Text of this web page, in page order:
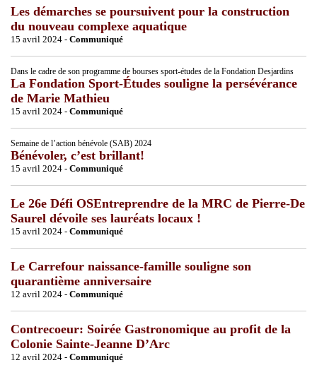
Les démarches se poursuivent pour la construction
du nouveau complexe aquatique
15 avril 2024 - Communiqué
Dans le cadre de son programme de bourses sport-études de la Fondation Desjardins
La Fondation Sport-Études souligne la persévérance
de Marie Mathieu
15 avril 2024 - Communiqué
Semaine de l’action bénévole (SAB) 2024
Bénévoler, c’est brillant!
15 avril 2024 - Communiqué
Le 26e Défi OSEntreprendre de la MRC de Pierre-De
Saurel dévoile ses lauréats locaux !
15 avril 2024 - Communiqué
Le Carrefour naissance-famille souligne son
quarantième anniversaire
12 avril 2024 - Communiqué
Contrecoeur: Soirée Gastronomique au profit de la
Colonie Sainte-Jeanne D’Arc
12 avril 2024 - Communiqué